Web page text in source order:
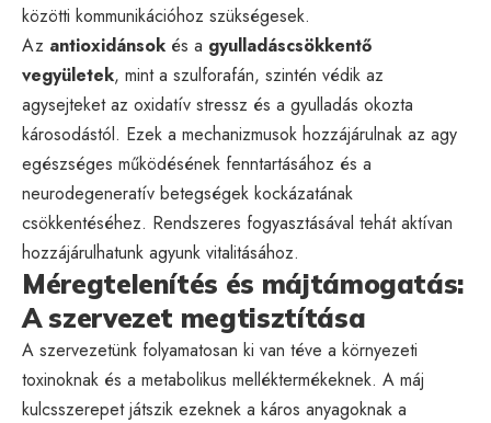
közötti kommunikációhoz szükségesek.
Az antioxidánsok és a gyulladáscsökkentő
vegyületek, mint a szulforafán, szintén védik az
agysejteket az oxidatív stressz és a gyulladás okozta
károsodástól. Ezek a mechanizmusok hozzájárulnak az agy
egészséges működésének fenntartásához és a
neurodegeneratív betegségek kockázatának
csökkentéséhez. Rendszeres fogyasztásával tehát aktívan
hozzájárulhatunk agyunk vitalitásához.
Méregtelenítés és májtámogatás:
A szervezet megtisztítása
A szervezetünk folyamatosan ki van téve a környezeti
toxinoknak és a metabolikus melléktermékeknek. A máj
kulcsszerepet játszik ezeknek a káros anyagoknak a